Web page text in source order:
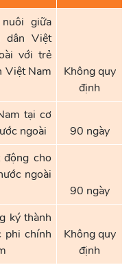
giữa
dân Việt
với trẻ
Việt Nam
Không quy
định
tại cơ
ngoài
90 ngày
cho
ngoài
90 ngày
ký thành
phi chính
Không quy
định